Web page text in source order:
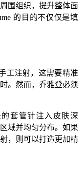
围组织，提升整体面
的目的不仅仅是填
工注射，这需要精准
。然而，乔雅登必须
的套管针注入皮肤深
域并均匀分布。如果
，则可以打造更加精